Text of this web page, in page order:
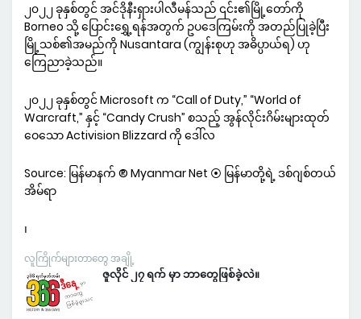
၂၀၂၂ ခုနှစ်တွင် အင်ဒိုနီးရှားပါလီမန်သည် ၎င်း၏မြို့တော်ကို
Borneo သို့ ပြောင်းရွှေ့ရန်အတွက် ဥပဒေကြမ်းကို အတည်ပြုခဲ့ပြီး
မြို့သစ်၏အမည်ကို Nusantara (ကျွန်းစုဟု အဓိပ္ပာယ်ရ) ဟု
ကြေညာခဲ့သည်။
၂၀၂၂ ခုနှစ်တွင် Microsoft က “Call of Duty,” “World of
Warcraft,” နှင့် “Candy Crush” စသည့် အွန်လိုင်းဂိမ်းများထုတ်
ဝေသော Activision Blizzard ကို ဒေါ်လ
Source: မြန်မာနက် ® Myanmar Net ⦿ မြန်မာတို့ရဲ့ ဒစ်ဂျစ်တယ်
အိမ်ရာ
၊
လူကြိုက်များတာတွေ အချို့
ဇူလိုင် ၂၇ ရက် မှာ ဘာတွေဖြစ်ခဲ့လဲ။